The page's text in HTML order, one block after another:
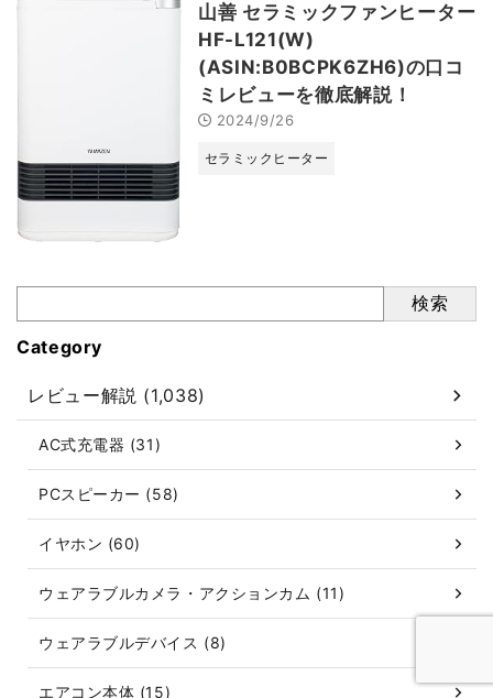
山善 セラミックファンヒーター
HF-L121(W)
(ASIN:B0BCPK6ZH6)の口コ
ミレビューを徹底解説！
2024/9/26
セラミックヒーター
検索
Category
レビュー解説 (1,038)
AC式充電器 (31)
PCスピーカー (58)
イヤホン (60)
ウェアラブルカメラ・アクションカム (11)
ウェアラブルデバイス (8)
エアコン本体 (15)